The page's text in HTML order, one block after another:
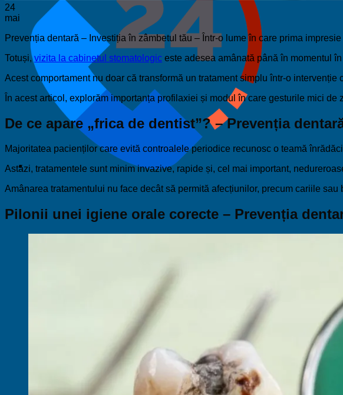
24
mai
Prevenția dentară – Investiția în zâmbetul tău – Într-o lume în care prima
Totuși,vizita la cabinetul stomatologic este adesea amânată până în momentul
Acest comportament nu doar că transformă un tratament simplu într-o
În acest articol, explorăm importanța profilaxiei și modul în care gesturile mici
De ce apare „frica de dentist”? – Prevenția
Majoritatea pacienților care evită controalele periodice recunosc o teamă
Astăzi, tratamentele sunt minim invazive, rapide și, cel mai important,
Amânarea tratamentului nu face decât să permită afecțiunilor, precum cariile
Pilonii unei igiene orale corecte – Prevenția